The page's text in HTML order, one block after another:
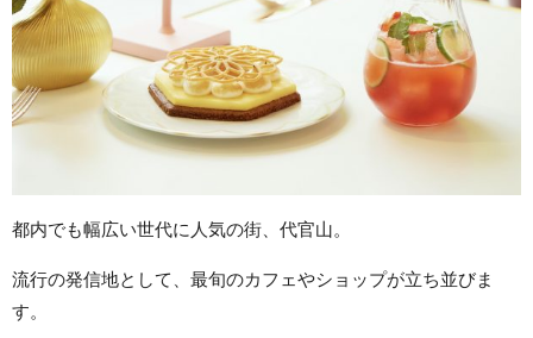
都内でも幅広い世代に人気の街、代官山。
流行の発信地として、最旬のカフェやショップが立ち並びま
す。